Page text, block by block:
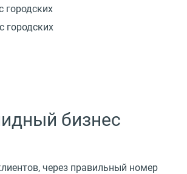
городских
городских
бизнес
через правильный номер